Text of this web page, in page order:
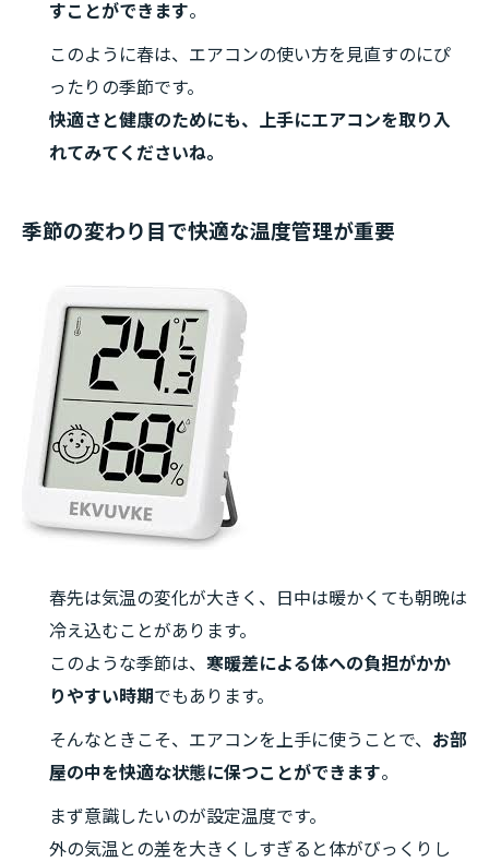
すことができます。
このように春は、エアコンの使い方を見直すのにぴ
ったりの季節です。
快適さと健康のためにも、上手にエアコンを取り入
れてみてくださいね。
季節の変わり目で快適な温度管理が重要
春先は気温の変化が大きく、日中は暖かくても朝晩は
冷え込むことがあります。
このような季節は、 寒暖差による体への負担がかか
りやすい時期でもあります。
そんなときこそ、エアコンを上手に使うことで、 お部
屋の中を快適な状態に保つことができます。
まず意識したいのが設定温度です。
外の気温との差を大きくしすぎると体がびっくりし